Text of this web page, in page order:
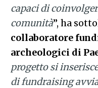
capaci di
comunità”, ha
collaboratore
archeologici di
progetto si
di fundraising